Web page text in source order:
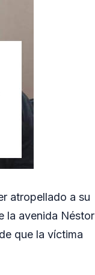
atropellado a su
la avenida Néstor
que la víctima